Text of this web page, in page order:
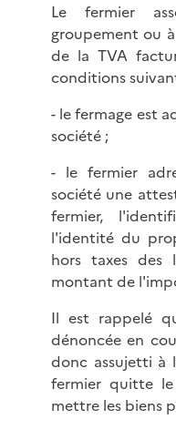
Le fermier
groupement ou
de la TVA
conditions
- le fermage est
société ;
- le fermier
société une
fermier,
l'identité du
hors taxes
montant de
Il est rappelé
dénoncée en
donc assujetti à
fermier quitte
mettre les biens